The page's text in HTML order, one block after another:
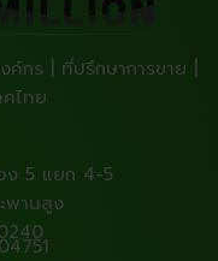
กร | ที่ปรึกษาการขาย |
ไทย
ง 5 แยก 4-5
พานสูง